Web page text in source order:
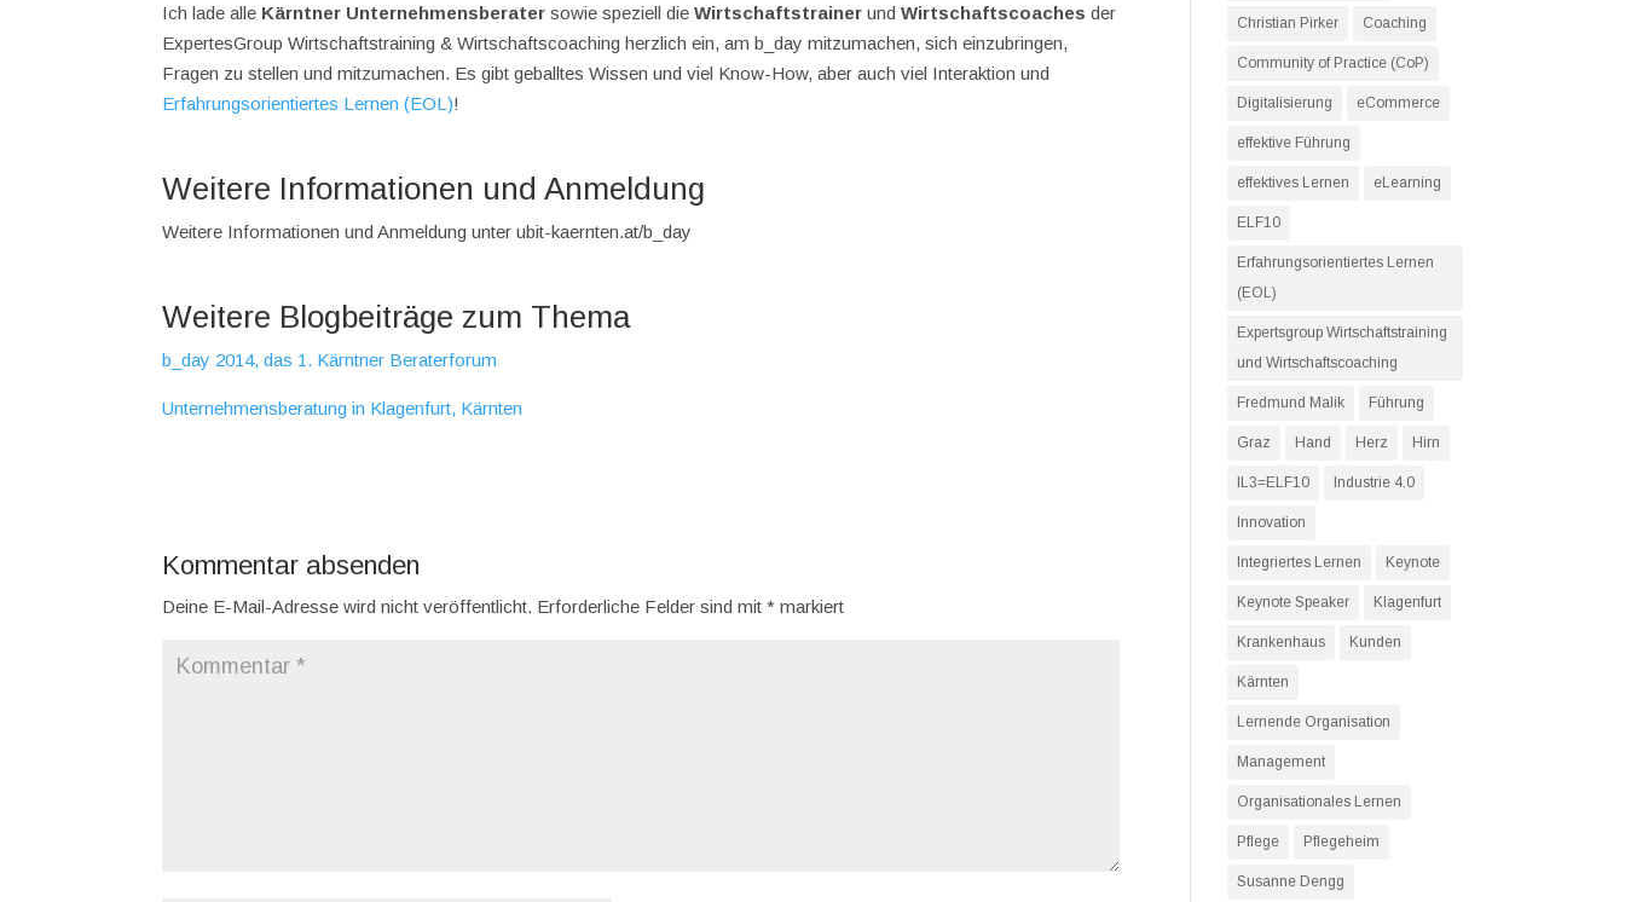
Ich lade alle Kärntner Unternehmensberater sowie speziell dieWirtschaftstrainer undWirtschaftscoaches der
ExpertesGroup Wirtschaftstraining & Wirtschaftscoaching herzlich ein, am b_day mitzumachen, sich einzubringen,
Fragen zu stellen und mitzumachen. Es gibt geballtes Wissen und viel Know-How, aber auch viel Interaktion und
Erfahrungsorientiertes Lernen (EOL)!
Weitere Informationen und Anmeldung
Weitere Informationen und Anmeldung unter ubit-kaernten.at/b_day
Weitere Blogbeiträge zum Thema
b_day 2014, das 1. Kärntner Beraterforum
Unternehmensberatung in Klagenfurt, Kärnten
Kommentar absenden
Deine E-Mail-Adresse wird nicht veröffentlicht. Erforderliche Felder sind mit* markiert
Christian Pirker Coaching
Community of Practice (CoP)
Digitalisierung eCommerce
effektive Führung
effektives Lernen eLearning
ELF10
Erfahrungsorientiertes Lernen
(EOL)
Expertsgroup Wirtschaftstraining
und Wirtschaftscoaching
Fredmund Malik Führung
Graz Hand Herz Hirn
IL3=ELF10 Industrie 4.0
Innovation
Integriertes Lernen Keynote
Keynote Speaker Klagenfurt
Krankenhaus Kunden
Kärnten
Lernende Organisation
Management
Organisationales Lernen
Pflege Pflegeheim
Susanne Dengg